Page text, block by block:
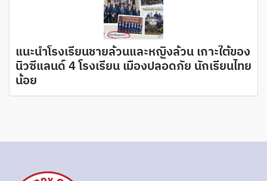
แนะนำโรงเรียนชายล้วนและหญิงล้วน เกาะใต้ของ
นิวซีแลนด์ 4 โรงเรียน เมืองปลอดภัย นักเรียนไทย
น้อย